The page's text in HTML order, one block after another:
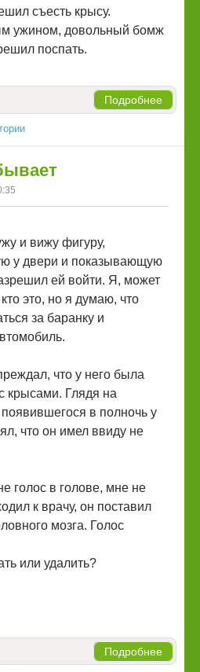
съесть крысу.
ужином, довольный бомж
поспать.
Подробнее
и вижу фигуру,
у двери и показывающую
ей войти. Я, может
это, но я думаю, что
за баранку и
что у него была
крысами. Глядя на
в полночь у
что он имел ввиду не
голос в голове, мне не
к врачу, он поставил
мозга. Голос
или удалить?
Подробнее